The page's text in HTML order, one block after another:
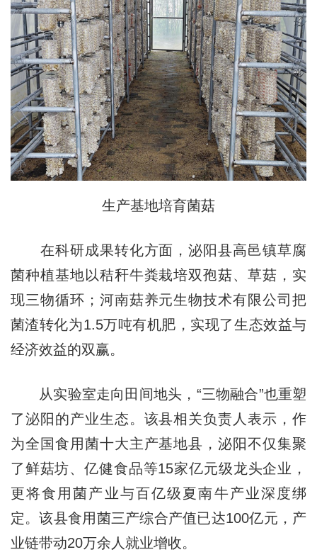
生产基地培育菌菇
在科研成果转化方面，泌阳县高邑镇草腐
菌种植基地以秸秆牛粪栽培双孢菇、草菇，实
现三物循环；河南菇养元生物技术有限公司把
菌渣转化为1.5万吨有机肥，实现了生态效益与
经济效益的双赢。
从实验室走向田间地头，“三物融合”也重塑
了泌阳的产业生态。该县相关负责人表示，作
为全国食用菌十大主产基地县，泌阳不仅集聚
了鲜菇坊、亿健食品等15家亿元级龙头企业，
更将食用菌产业与百亿级夏南牛产业深度绑
定。该县食用菌三产综合产值已达100亿元，产
业链带动20万余人就业增收。